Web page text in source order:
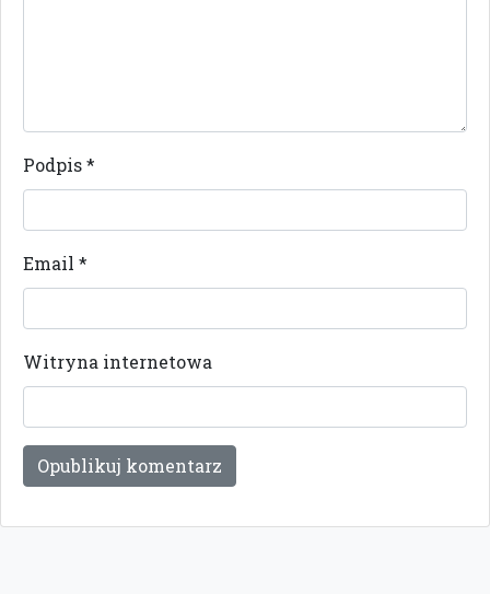
Podpis*
Email *
Witryna internetowa